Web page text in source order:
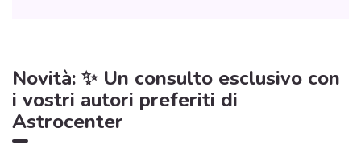
Novità: ✨ Un consulto esclusivo con
i vostri autori preferiti di
Astrocenter